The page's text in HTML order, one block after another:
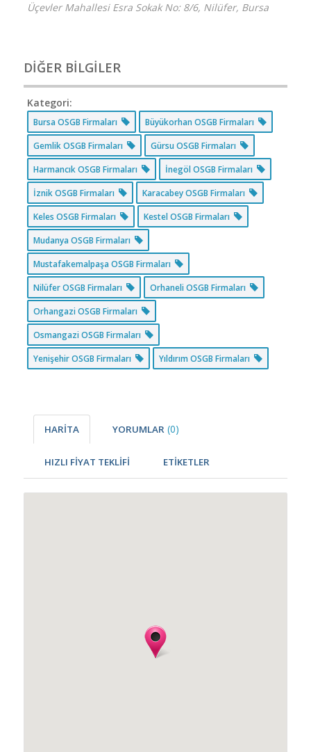
Üçevler Mahallesi Esra Sokak No: 8/6, Nilüfer, Bursa
DİĞER BİLGİLER
Kategori:
Bursa OSGB Firmaları
Büyükorhan OSGB Firmaları
Gemlik OSGB Firmaları
Gürsu OSGB Firmaları
Harmancık OSGB Firmaları
İnegöl OSGB Firmaları
İznik OSGB Firmaları
Karacabey OSGB Firmaları
Keles OSGB Firmaları
Kestel OSGB Firmaları
Mudanya OSGB Firmaları
Mustafakemalpaşa OSGB Firmaları
Nilüfer OSGB Firmaları
Orhaneli OSGB Firmaları
Orhangazi OSGB Firmaları
Osmangazi OSGB Firmaları
Yenişehir OSGB Firmaları
Yıldırım OSGB Firmaları
HARİTA YORUMLAR(0)
HIZLI FİYAT TEKLİFİ ETİKETLER